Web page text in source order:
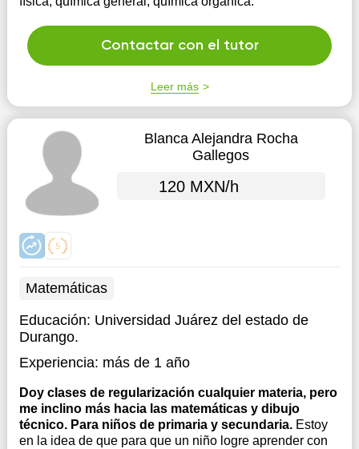
Contactar con el tutor
Leer más
Blanca Alejandra Rocha
Gallegos
120 MXN/h
Matemáticas
Educación: Universidad Juárez del estado de
Durango.
Experiencia: más de 1 año
Doy clases de regularización cualquier materia, pero
me inclino más hacia las matemáticas y dibujo
técnico. Para niños de primaria y secundaria. Estoy
en la idea de que para que un niño logre aprender con